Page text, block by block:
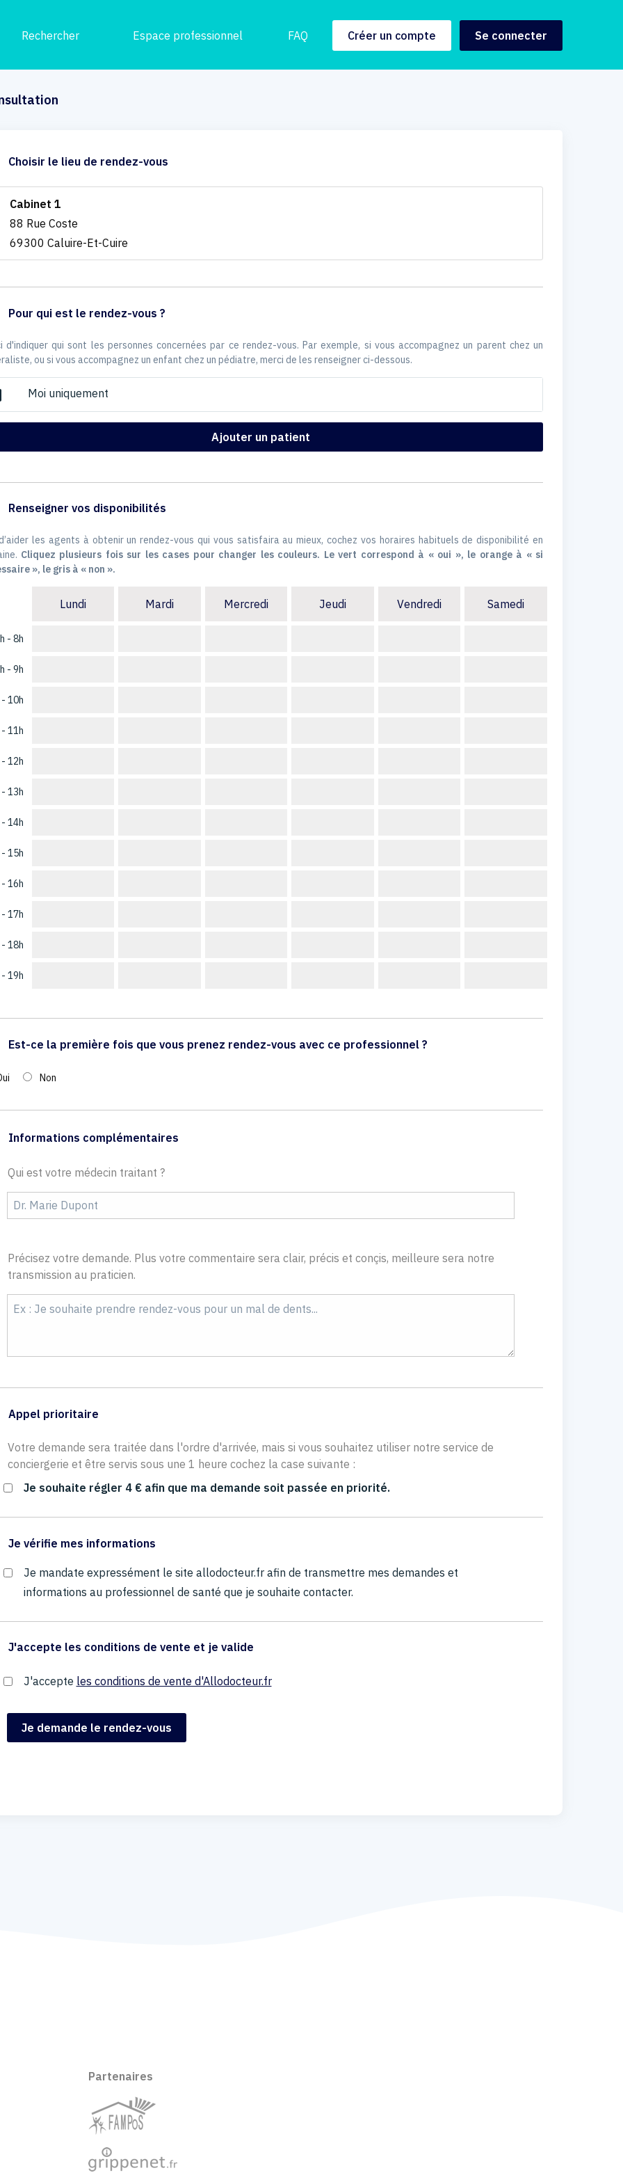
Rechercher Espace professionnel FAQ Créer un compte Se connecter
Choisir le lieu de rendez-vous
Cabinet 1
88 Rue Coste
69300 Caluire-Et-Cuire
Pour qui est le rendez-vous ?
d'indiquer qui sont les personnes concernées par ce rendez-vous. Par exemple, si vous accompagnez un parent chez un
ou si vous accompagnez un enfant chez un pédiatre, merci de les renseigner ci-dessous.
Moi uniquement
Ajouter un patient
Renseigner vos disponibilités
les agents à obtenir un rendez-vous qui vous satisfaira au mieux, cochez vos horaires habituels de disponibilité en
Cliquez plusieurs fois sur les cases pour changer les couleurs. Le vert correspond à « oui », le orange à « si
», le gris à « non ».
- 8h
- 9h
10h
11h
12h
13h
14h
15h
16h
17h
18h
19h
Lundi Mardi Mercredi Jeudi Vendredi Samedi
Est-ce la première fois que vous prenez rendez-vous avec ce professionnel ?
Non
Informations complémentaires
Qui est votre médecin traitant ?
Précisez votre demande. Plus votre commentaire sera clair, précis et conçis, meilleure sera notre
transmission au praticien.
Appel prioritaire
Votre demande sera traitée dans l'ordre d'arrivée, mais si vous souhaitez utiliser notre service de
conciergerie et être servis sous une 1 heure cochez la case suivante :
Je souhaite régler 4 € afin que ma demande soit passée en priorité.
Je vérifie mes informations
Je mandate expressément le site allodocteur.fr afin de transmettre mes demandes et
informations au professionnel de santé que je souhaite contacter.
J'accepte les conditions de vente et je valide
J'accepte les conditions de vente d'Allodocteur.fr
Partenaires